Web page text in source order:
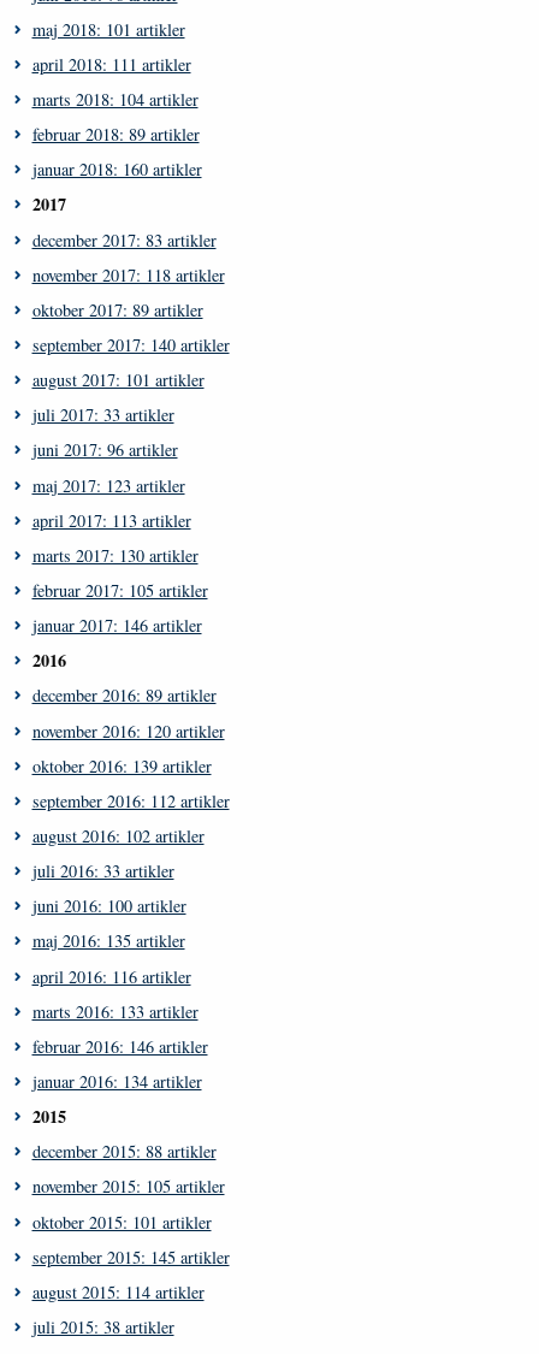
maj 2018: 101 artikler
april 2018: 111 artikler
marts 2018: 104 artikler
februar 2018: 89 artikler
januar 2018: 160 artikler
2017
december 2017: 83 artikler
november 2017: 118 artikler
oktober 2017: 89 artikler
september 2017: 140 artikler
august 2017: 101 artikler
juli 2017: 33 artikler
juni 2017: 96 artikler
maj 2017: 123 artikler
april 2017: 113 artikler
marts 2017: 130 artikler
februar 2017: 105 artikler
januar 2017: 146 artikler
2016
december 2016: 89 artikler
november 2016: 120 artikler
oktober 2016: 139 artikler
september 2016: 112 artikler
august 2016: 102 artikler
juli 2016: 33 artikler
juni 2016: 100 artikler
maj 2016: 135 artikler
april 2016: 116 artikler
marts 2016: 133 artikler
februar 2016: 146 artikler
januar 2016: 134 artikler
2015
december 2015: 88 artikler
november 2015: 105 artikler
oktober 2015: 101 artikler
september 2015: 145 artikler
august 2015: 114 artikler
juli 2015: 38 artikler